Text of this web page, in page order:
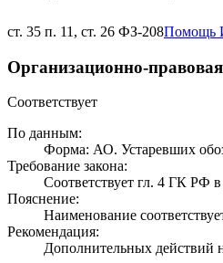
ст. 35 п. 11, ст. 26 ФЗ-208Помощь
Организационно-
Соответствует
По данным:
Форма: АО. Устаревших
Требование закона:
Соответствует гл. 4 ГК РФ
Пояснение:
Наименование
Рекомендация:
Дополнительных действий